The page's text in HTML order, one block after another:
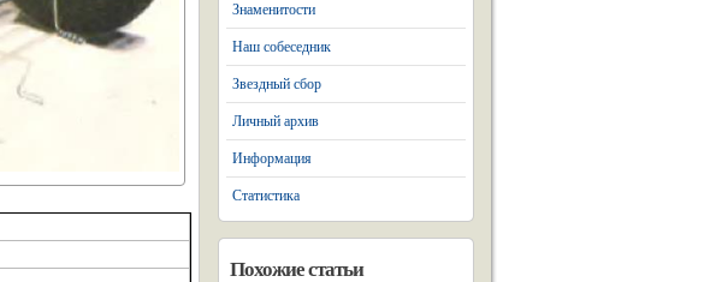
Знаменитости
Наш собеседник
Звездный сбор
Личный архив
Информация
Статистика
Похожие статьи